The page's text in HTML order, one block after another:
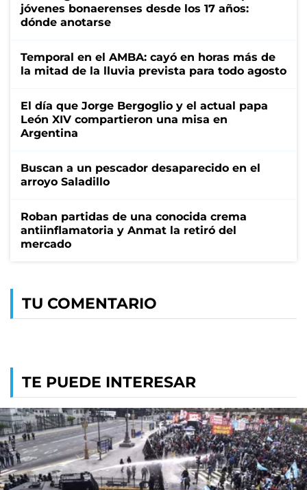
jóvenes bonaerenses desde los 17 años:
dónde anotarse
Temporal en el AMBA: cayó en horas más de
la mitad de la lluvia prevista para todo agosto
El día que Jorge Bergoglio y el actual papa
León XIV compartieron una misa en
Argentina
Buscan a un pescador desaparecido en el
arroyo Saladillo
Roban partidas de una conocida crema
antiinflamatoria y Anmat la retiró del
mercado
TU COMENTARIO
TE PUEDE INTERESAR